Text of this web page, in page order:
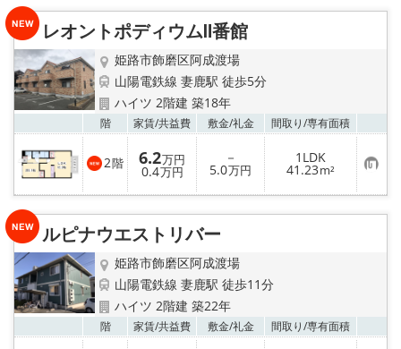
り
レオントポディウムⅡ番館
姫路市飾磨区阿成渡場
山陽電鉄線 妻鹿駅 徒歩5分
ハイツ 2階建 築18年
階 家賃/共益費 敷金/礼金 間取り/専有面積
2階 6.2万円
0.4万円
－
5.0万円
1LDK
41.23m² お
気
に
り
ルピナウエストリバー
姫路市飾磨区阿成渡場
山陽電鉄線 妻鹿駅 徒歩11分
ハイツ 2階建 築22年
階 家賃/共益費 敷金/礼金 間取り/専有面積